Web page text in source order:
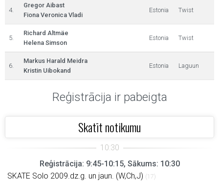
4.
Gregor Aibast
Fiona Veronica Vladi
Estonia Twist
5.
Richard Altmäe
Helena Simson
Estonia Twist
6.
Markus Harald Meidra
Kristin Uibokand
Estonia Laguun
Reģistrācija ir pabeigta
Skatīt notikumu
Reģistrācija: 9:45-10:15, Sākums: 10:30
SKATE Solo 2009.dz.g. un jaun. (W,Ch,J) (17)